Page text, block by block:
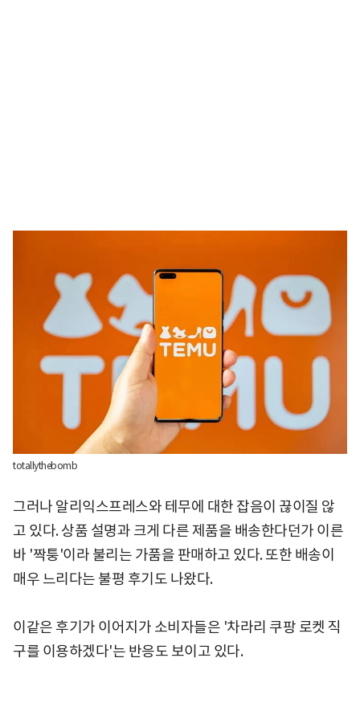
totallythebomb
그러나 알리익스프레스와 테무에 대한 잡음이 끊이질 않
고 있다. 상품 설명과 크게 다른 제품을 배송한다던가 이른
바 '짝퉁'이라 불리는 가품을 판매하고 있다. 또한 배송이
매우 느리다는 불평 후기도 나왔다.
이같은 후기가 이어지가 소비자들은 '차라리 쿠팡 로켓 직
구를 이용하겠다'는 반응도 보이고 있다.